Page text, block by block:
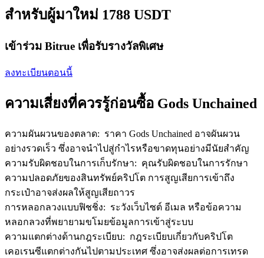
BTC Welcome Rewards
Deposit CASHCAT & Win
Share 500000 CASHCAT prize pool
Exclusive for BitMart Users
สำหรับผู้มาใหม่ 1788 USDT
เข้าร่วม Bitrue เพื่อรับรางวัลพิเศษ
ลงทะเบียนตอนนี้
ความเสี่ยงที่ควรรู้ก่อนซื้อ Gods Unchained
ความผันผวนของตลาด: ราคา Gods Unchained อาจผันผวน
อย่างรวดเร็ว ซึ่งอาจนำไปสู่กำไรหรือขาดทุนอย่างมีนัยสำคัญ
ความรับผิดชอบในการเก็บรักษา: คุณรับผิดชอบในการรักษา
ความปลอดภัยของสินทรัพย์คริปโต การสูญเสียการเข้าถึง
กระเป๋าอาจส่งผลให้สูญเสียถาวร
การหลอกลวงแบบฟิชชิ่ง: ระวังเว็บไซต์ อีเมล หรือข้อความ
หลอกลวงที่พยายามขโมยข้อมูลการเข้าสู่ระบบ
ความแตกต่างด้านกฎระเบียบ: กฎระเบียบเกี่ยวกับคริปโต
เคอเรนซีแตกต่างกันไปตามประเทศ ซึ่งอาจส่งผลต่อการเทรด